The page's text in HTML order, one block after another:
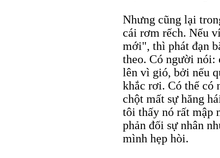
Nhưng cũng lại
cái rơm rếch. Nếu
mới", thì phát đạn
theo. Có người nói:
lên vì gió, bởi nếu
khắc rơi. Có thể có
chột mất sự hăng
tôi thấy nó rất mập
phản đối sự nhân
mình hẹp hòi.